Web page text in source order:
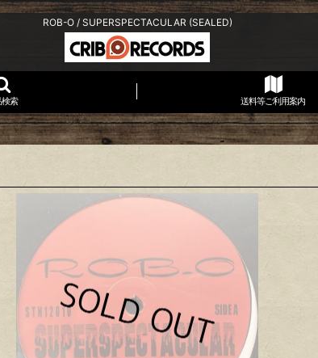
ROB-O / SUPERSPECTACULAR (SEALED)
索 送料等ご利用案内